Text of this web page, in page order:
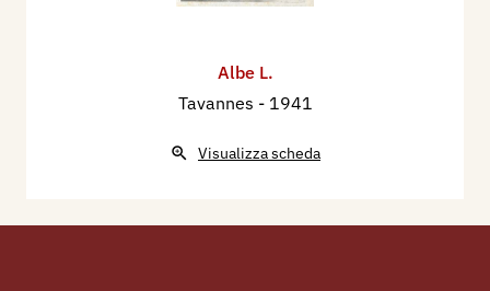
Albe L.
Tavannes - 1941
Visualizza scheda